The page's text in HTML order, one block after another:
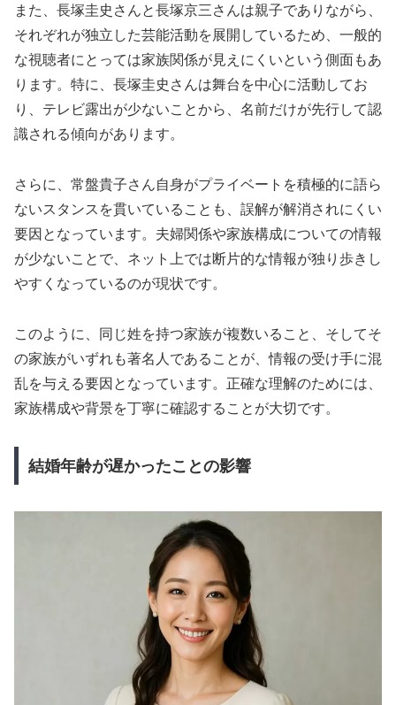
また、長塚圭史さんと長塚京三さんは親子でありながら、
それぞれが独立した芸能活動を展開しているため、一般的
な視聴者にとっては家族関係が見えにくいという側面もあ
ります。特に、長塚圭史さんは舞台を中心に活動してお
り、テレビ露出が少ないことから、名前だけが先行して認
識される傾向があります。
さらに、常盤貴子さん自身がプライベートを積極的に語ら
ないスタンスを貫いていることも、誤解が解消されにくい
要因となっています。夫婦関係や家族構成についての情報
が少ないことで、ネット上では断片的な情報が独り歩きし
やすくなっているのが現状です。
このように、同じ姓を持つ家族が複数いること、そしてそ
の家族がいずれも著名人であることが、情報の受け手に混
乱を与える要因となっています。正確な理解のためには、
家族構成や背景を丁寧に確認することが大切です。
結婚年齢が遅かったことの影響